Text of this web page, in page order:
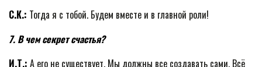
С.К.: Тогда я с тобой. Будем вместе и в главной роли!
7. В чем секрет счастья?
И.Т.: А его не существует. Мы должны все создавать сами. Всё